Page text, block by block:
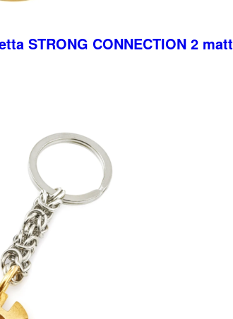
STRONG CONNECTION 2 matt